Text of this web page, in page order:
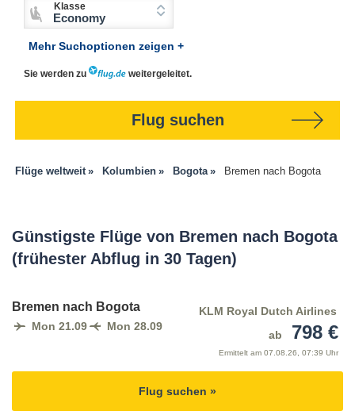
Klasse
Economy
Mehr Suchoptionen zeigen +
Sie werden zu weitergeleitet.
Flug suchen
Flüge weltweit Kolumbien Bogota Bremen nach Bogota
Günstigste Flüge von Bremen nach Bogota
(frühester Abflug in 30 Tagen)
Bremen nach Bogota
Mon 21.09 Mon 28.09
KLM Royal Dutch Airlines
ab
798 €
Ermittelt am 07.08.26, 07:39 Uhr
Flug suchen »